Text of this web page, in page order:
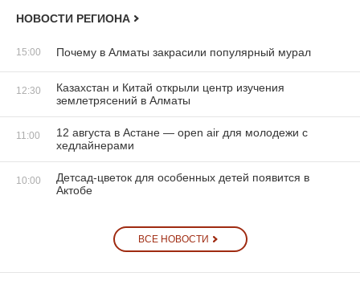
НОВОСТИ РЕГИОНА
15:00 Почему в Алматы закрасили популярный мурал
12:30
Казахстан и Китай открыли центр изучения
землетрясений в Алматы
11:00
12 августа в Астане — open air для молодежи с
хедлайнерами
10:00
Детсад-цветок для особенных детей появится в
Актобе
ВСЕ НОВОСТИ